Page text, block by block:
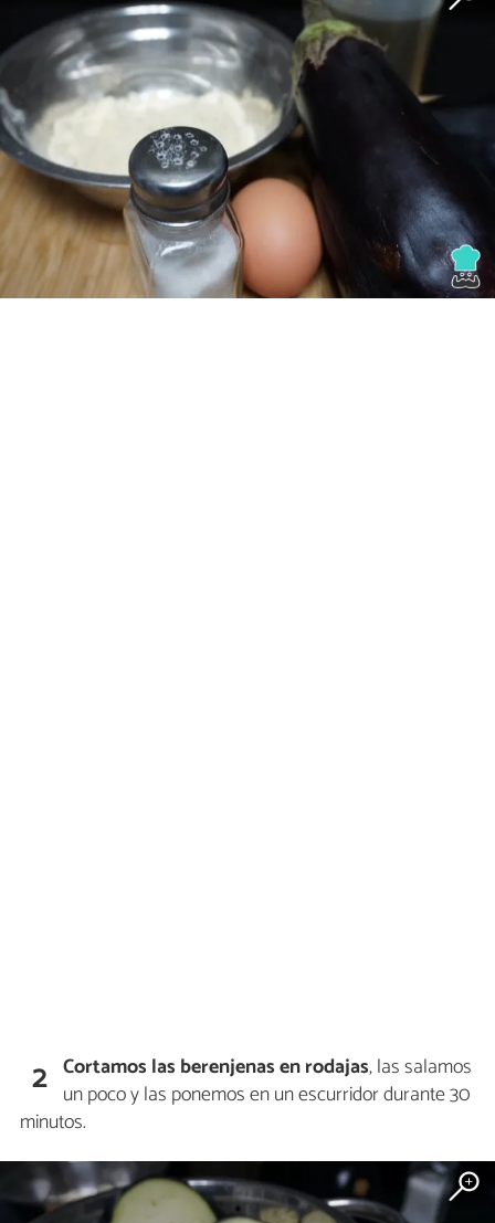
2 Cortamos las berenjenas en rodajas, las salamos
un poco y las ponemos en un escurridor durante 30
minutos.